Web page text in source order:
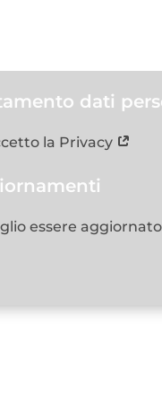
dati
la Privacy
essere